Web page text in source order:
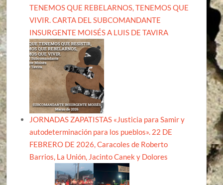
TENEMOS QUE REBELARNOS, TENEMOS QUE
VIVIR. CARTA DEL SUBCOMANDANTE
INSURGENTE MOISÉS A LUIS DE TAVIRA
JORNADAS ZAPATISTAS «Justicia para Samir y
autodeterminación para los pueblos». 22 DE
FEBRERO DE 2026, Caracoles de Roberto
Barrios, La Unión, Jacinto Canek y Dolores